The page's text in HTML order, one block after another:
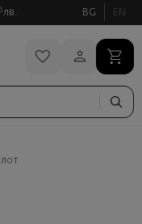
лв. BG EN